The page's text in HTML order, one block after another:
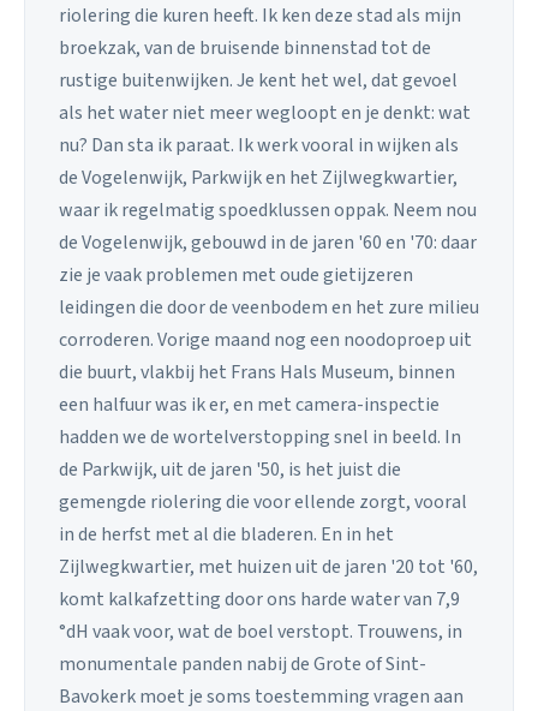
riolering die kuren heeft. Ik ken deze stad als mijn
broekzak, van de bruisende binnenstad tot de
rustige buitenwijken. Je kent het wel, dat gevoel
als het water niet meer wegloopt en je denkt: wat
nu? Dan sta ik paraat. Ik werk vooral in wijken als
de Vogelenwijk, Parkwijk en het Zijlwegkwartier,
waar ik regelmatig spoedklussen oppak. Neem nou
de Vogelenwijk, gebouwd in de jaren '60 en '70: daar
zie je vaak problemen met oude gietijzeren
leidingen die door de veenbodem en het zure milieu
corroderen. Vorige maand nog een noodoproep uit
die buurt, vlakbij het Frans Hals Museum, binnen
een halfuur was ik er, en met camera-inspectie
hadden we de wortelverstopping snel in beeld. In
de Parkwijk, uit de jaren '50, is het juist die
gemengde riolering die voor ellende zorgt, vooral
in de herfst met al die bladeren. En in het
Zijlwegkwartier, met huizen uit de jaren '20 tot '60,
komt kalkafzetting door ons harde water van 7,9
°dH vaak voor, wat de boel verstopt. Trouwens, in
monumentale panden nabij de Grote of Sint-
Bavokerk moet je soms toestemming vragen aan